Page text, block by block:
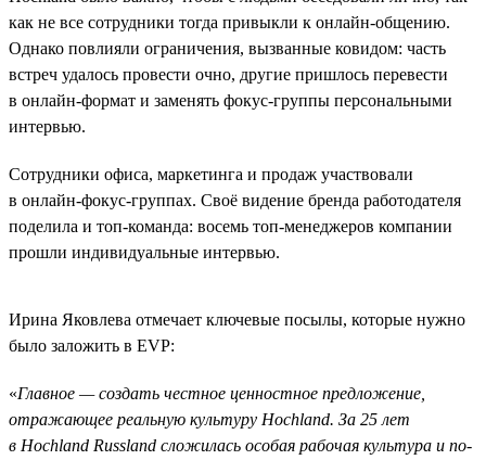
как не все сотрудники тогда привыкли к онлайн-общению.
Однако повлияли ограничения, вызванные ковидом: часть
встреч удалось провести очно, другие пришлось перевести
в онлайн-формат и заменять фокус-группы персональными
интервью.
Сотрудники офиса, маркетинга и продаж участвовали
в онлайн-фокус-группах. Своё видение бренда работодателя
поделила и топ-команда: восемь топ-менеджеров компании
прошли индивидуальные интервью.
Ирина Яковлева отмечает ключевые посылы, которые нужно
было заложить в EVP:
«Главное — создать честное ценностное предложение,
отражающее реальную культуру Hochland. За 25 лет
в Hochland Russland сложилась особая рабочая культура и по-